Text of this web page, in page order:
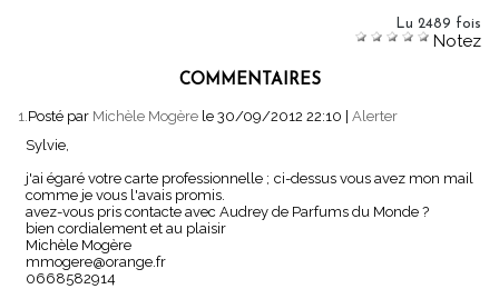
Lu 2489 fois
Notez
COMMENTAIRES
1. Posté par Michèle Mogère le 30/09/2012 22:10 | Alerter
Sylvie,
j'ai égaré votre carte professionnelle ; ci-dessus vous avez mon mail
comme je vous l'avais promis.
avez-vous pris contacte avec Audrey de Parfums du Monde ?
bien cordialement et au plaisir
Michèle Mogère
mmogere@orange.fr
0668582914